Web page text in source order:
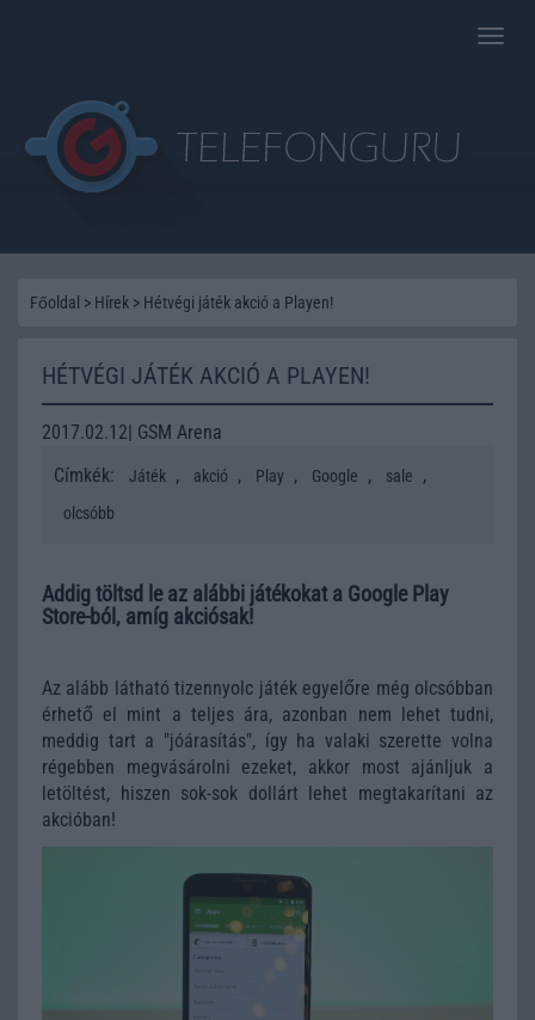
Toggle
Főoldal > Hírek > Hétvégi játék akció a Playen!
HÉTVÉGI JÁTÉK AKCIÓ A PLAYEN!
2017.02.12| GSM Arena
Címkék:
Játék , akció , Play , Google , sale ,
olcsóbb
Addig töltsd le az alábbi játékokat a Google Play
Store-ból, amíg akciósak!
Az alább látható tizennyolc játék egyelőre még olcsóbban
érhető el mint a teljes ára, azonban nem lehet tudni,
meddig tart a "jóárasítás", így ha valaki szerette volna
régebben megvásárolni ezeket, akkor most ajánljuk a
letöltést, hiszen sok-sok dollárt lehet megtakarítani az
akcióban!